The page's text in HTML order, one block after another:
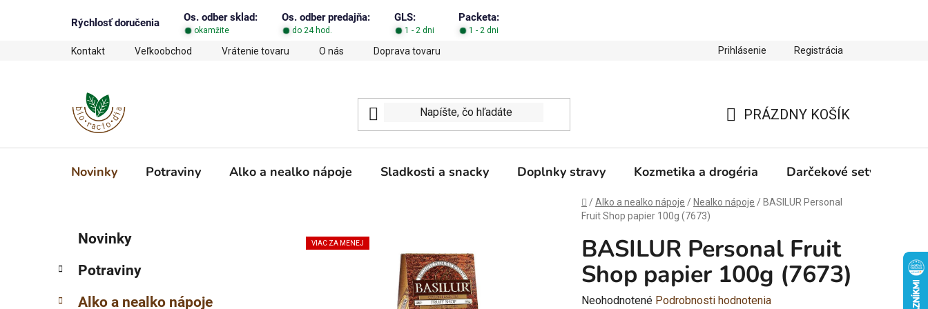
Rýchlosť doručenia Os. odber sklad: Os. odber predajňa: GLS: Packeta:
okamžite do 24 hod. 1 - 2 dni 1 - 2 dni
Kontakt Veľkoobchod Vrátenie tovaru O nás Doprava tovaru Podmienky ochrany osobných údajov Zľava 10 % na prvý nákup
Prihlásenie Registrácia
KOŠÍK
PRÁZDNY KOŠÍK
Novinky Potraviny Alko a nealko nápoje Sladkosti a snacky Doplnky stravy Kozmetika a drogéria Darčekové sety
Domov
/Alko a nealko nápoje / Nealko nápoje / BASILUR Personal
Fruit Shop papier 100g (7673)
č
ý
kategórie
e
ó
Novinky
Potraviny
Alko a nealko nápoje
BASILUR Personal Fruit
Shop papier 100g (7673)
Priemerné
Neohodnotené Podrobnosti hodnotenia
VIAC ZA MENEJ